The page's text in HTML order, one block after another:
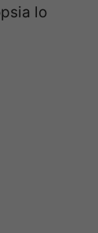
lo